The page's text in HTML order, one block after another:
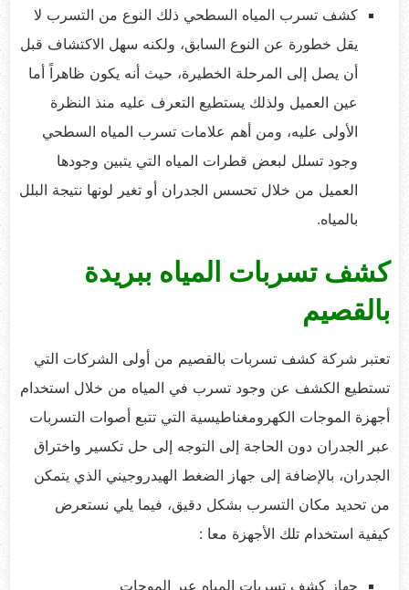
كشف تسرب المياه السطحي ذلك النوع من التسرب لا
يقل خطورة عن النوع السابق، ولكنه سهل الاكتشاف قبل
أن يصل إلى المرحلة الخطيرة، حيث أنه يكون ظاهراً أما
عين العميل ولذلك يستطيع التعرف عليه منذ النظرة
الأولى عليه، ومن أهم علامات تسرب المياه السطحي
وجود تسلل لبعض قطرات المياه التي يتبين وجودها
العميل من خلال تحسس الجدران أو تغير لونها نتيجة البلل
بالمياه.
كشف تسربات المياه ببريدة
بالقصيم
تعتبر شركة كشف تسربات بالقصيم من أولى الشركات التي
تستطيع الكشف عن وجود تسرب في المياه من خلال استخدام
أجهزة الموجات الكهرومغناطيسية التي تتبع أصوات التسربات
عبر الجدران دون الحاجة إلى التوجه إلى حل تكسير واختراق
الجدران، بالإضافة إلى جهاز الضغط الهيدروجيني الذي يتمكن
من تحديد مكان التسرب بشكل دقيق، فيما يلي نستعرض
كيفية استخدام تلك الأجهزة معا :
جهاز كشف تسربات المياه عبر الموجات